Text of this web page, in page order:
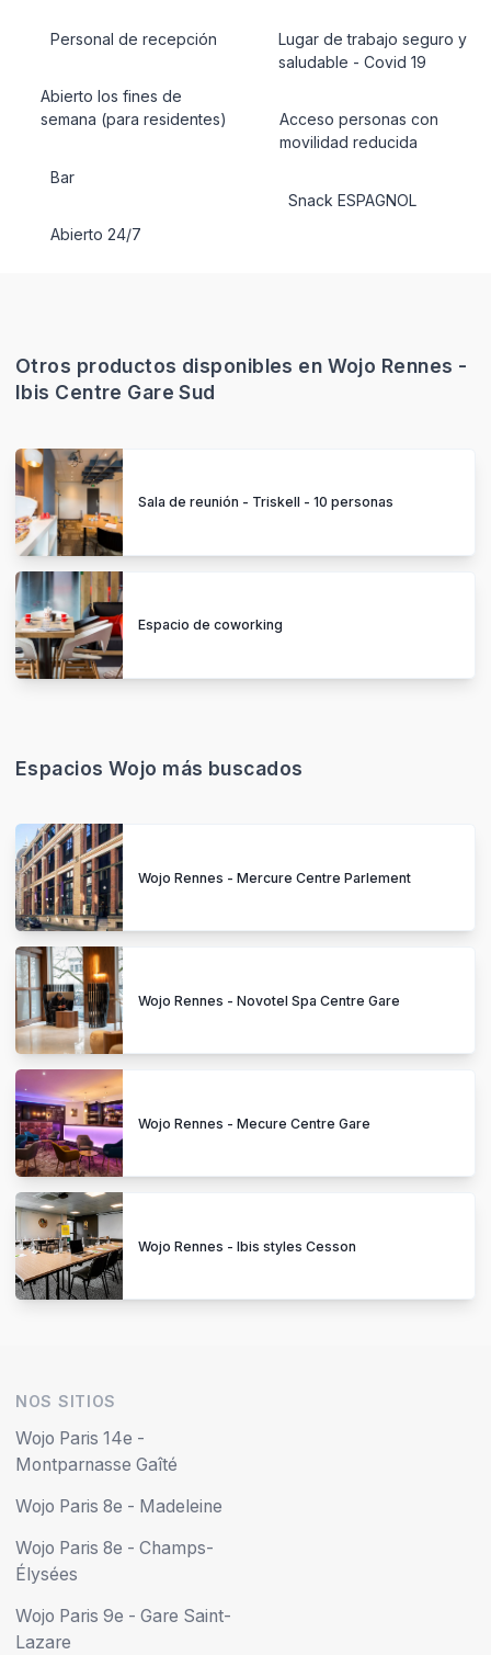
Personal de recepción
Abierto los fines de
semana (para residentes)
Bar
Abierto 24/7
Lugar de trabajo seguro y
saludable - Covid 19
Acceso personas con
movilidad reducida
Snack ESPAGNOL
Otros productos disponibles en Wojo Rennes -
Ibis Centre Gare Sud
Sala de reunión - Triskell - 10 personas
Espacio de coworking
Espacios Wojo más buscados
Wojo Rennes - Mercure Centre Parlement
Wojo Rennes - Novotel Spa Centre Gare
Wojo Rennes - Mecure Centre Gare
Wojo Rennes - Ibis styles Cesson
NOS SITIOS
Wojo Paris 14e -
Montparnasse Gaîté
Wojo Paris 8e - Madeleine
Wojo Paris 8e - Champs-
Élysées
Wojo Paris 9e - Gare Saint-
Lazare